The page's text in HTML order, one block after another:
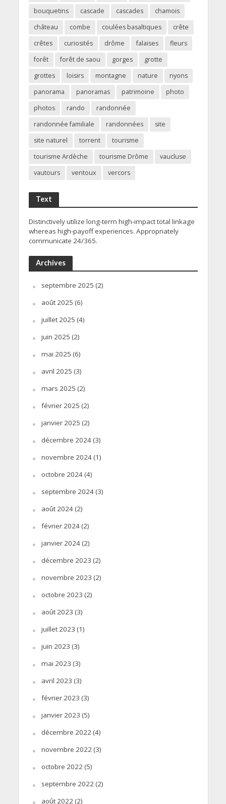
bouquetins
cascade cascades
chamois
château
combe coulées basaltiques
crête
crêtes
curiosités drôme falaises
fleurs
forêt
forêt de saou gorges
grotte
grottes
loisirs montagne nature
nyons
panorama
panoramas patrimoine
photo
photos
rando
randonnée
randonnée familiale
randonnées
site
site naturel
torrent
tourisme
tourisme Ardèche
tourisme Drôme
vaucluse
vautours
ventoux vercors
Text
Distinctively utilize long-term high-impact total linkage
whereas high-payoff experiences. Appropriately
communicate 24/365.
Archives
septembre 2025 (2)
août 2025 (6)
juillet 2025 (4)
juin 2025 (2)
mai 2025 (6)
avril 2025 (3)
mars 2025 (2)
février 2025 (2)
janvier 2025 (2)
décembre 2024(3)
novembre 2024(1)
octobre 2024(4)
septembre 2024(3)
août 2024(2)
février 2024(2)
janvier 2024(2)
décembre 2023 (2)
novembre 2023 (2)
octobre 2023 (2)
août 2023 (3)
juillet 2023 (1)
juin 2023 (3)
mai 2023 (3)
avril 2023 (3)
février 2023 (3)
janvier 2023 (5)
décembre 2022(4)
novembre 2022(3)
octobre 2022(5)
septembre 2022(2)
août 2022(2)